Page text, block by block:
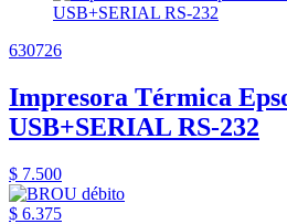
630726
Impresora Térmica
USB+SERIAL RS-232
$ 7.500
$ 6.375